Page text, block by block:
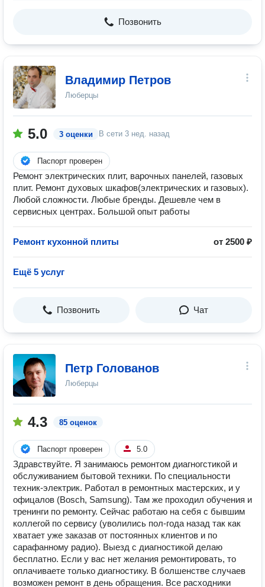
Позвонить
Владимир Петров
Люберцы
5.0 3 оценки В сети 3 нед. назад
Паспорт проверен
Ремонт электрических плит, варочных панелей, газовых
плит. Ремонт духовых шкафов(электрических и газовых).
Любой сложности. Любые бренды. Дешевле чем в
сервисных центрах. Большой опыт работы
Ремонт кухонной плиты от 2500 ₽
Ещё 5 услуг
Позвонить Чат
Петр Голованов
Люберцы
4.3 85 оценок
Паспорт проверен 5.0
Здравствуйте. Я занимаюсь ремонтом диагногстикой и
обслуживанием бытовой техники. По специальности
техник-электрик. Работал в ремонтных мастерских, и у
офицалов (Bosch, Samsung). Там же проходил обучения и
тренинги по ремонту. Сейчас работаю на себя с бывшим
коллегой по сервису (уволились пол-года назад так как
хватает уже заказав от постоянных клиентов и по
сарафанному радио). Выезд с диагностикой делаю
бесплатно. Если у вас нет желания ремонтировать, то
оплачиваете только диагностику. В болшенстве случаев
возможен ремонт в день обращения. Все расходники